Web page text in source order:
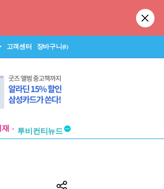
고객센터 장바구니(0)
투비컨티뉴드